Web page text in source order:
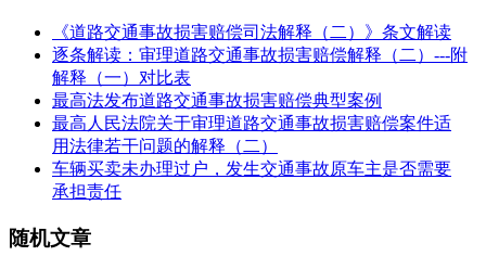
《道路交通事故损害赔偿司法解释（二）》条文解读
逐条解读：审理道路交通事故损害赔偿解释（二）---附
解释（一）对比表
最高法发布道路交通事故损害赔偿典型案例
最高人民法院关于审理道路交通事故损害赔偿案件适
用法律若干问题的解释（二）
车辆买卖未办理过户，发生交通事故原车主是否需要
承担责任
随机文章